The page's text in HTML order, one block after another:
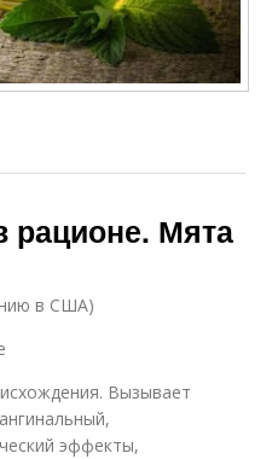
рационе. Мята
в США)
Вызывает
эффекты,